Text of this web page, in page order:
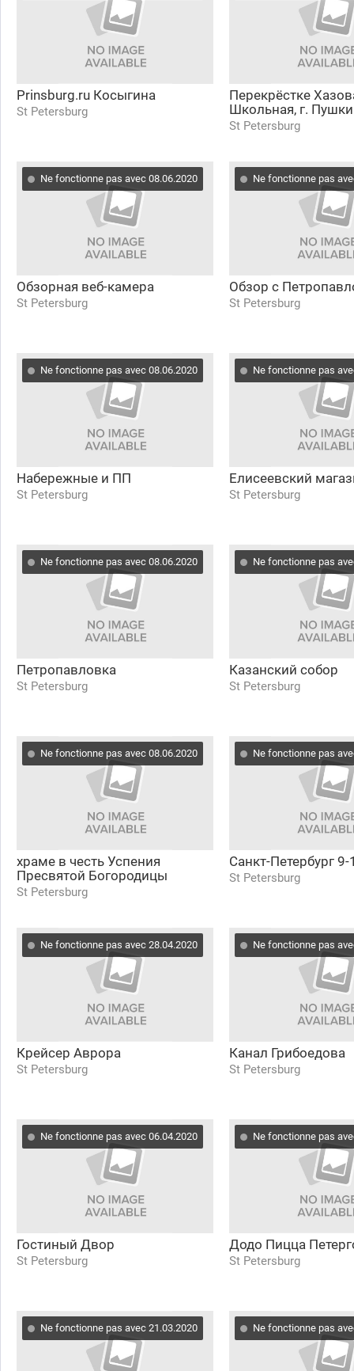
Prinsburg.ru Косыгина
St Petersburg
Перекрёстке
Школьная, г.
St Petersburg
Ne fonctionne pas avec 08.06.2020
Обзорная веб-камера
St Petersburg
Ne fonctionne pas
Обзор с
St Petersburg
Ne fonctionne pas avec 08.06.2020
Набережные и ПП
St Petersburg
Ne fonctionne pas
Елисеевский
St Petersburg
Ne fonctionne pas avec 08.06.2020
Петропавловка
St Petersburg
Ne fonctionne pas
Казанский собор
St Petersburg
Ne fonctionne pas avec 08.06.2020
храме в честь Успения
Пресвятой Богородицы
St Petersburg
Ne fonctionne pas
Санкт-Петербург 9-
St Petersburg
Ne fonctionne pas avec 28.04.2020
Крейсер Аврора
St Petersburg
Ne fonctionne pas
Канал Грибоедова
St Petersburg
Ne fonctionne pas avec 06.04.2020
Гостиный Двор
St Petersburg
Ne fonctionne pas
Додо Пицца
St Petersburg
Ne fonctionne pas avec 21.03.2020 Ne fonctionne pas